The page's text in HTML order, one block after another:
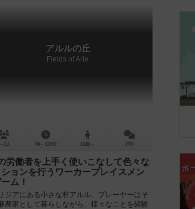
アルルの丘
Fields of Arle
2人 60～120分 13歳～ 27件
労働者を上手く使いこなして色々な
ョンを行うワーカープレイスメン
ーム！
ジアにある小さな村アルル。プレーヤーはそ
農家として暮らしながら、様々なことを経験